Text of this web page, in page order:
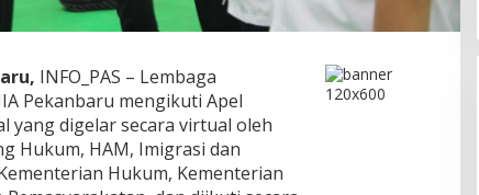
INFO_PAS – Lembaga
Pekanbaru mengikuti Apel
yang digelar secara virtual oleh
Hukum, HAM, Imigrasi dan
Hukum, Kementerian